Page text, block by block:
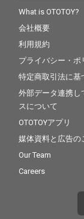
What is OTOTOY?
会社概要
利用規約
プライバシー・ポ
特定商取引法に基
外部データ連携し
スについて
OTOTOYアプリ
媒体資料と広告の
Our Team
Careers